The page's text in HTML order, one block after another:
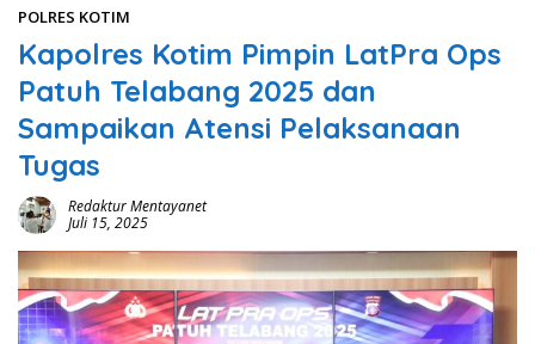
POLRES KOTIM
Kapolres Kotim Pimpin LatPra Ops
Patuh Telabang 2025 dan
Sampaikan Atensi Pelaksanaan
Tugas
Redaktur Mentayanet
Juli 15, 2025